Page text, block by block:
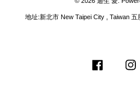
地址:新北市 New Taipei City , Taiwan
Facebook